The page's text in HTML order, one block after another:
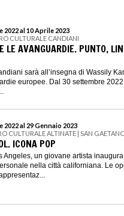
2022 al 10 Aprile 2023
CULTURALE CANDIANI
LE AVANGUARDIE. PUNTO,
sarà all’insegna di Wassily
europee. Dal 30 settembre
2022 al 29 Gennaio 2023
CULTURALE ALTINATE | SAN
ICONA POP
Angeles, un giovane artista
nella città californiana. Le